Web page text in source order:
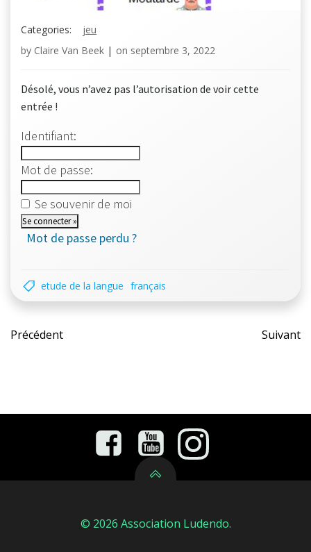
Categories:
jeu
by Claire Van Beek | on septembre 3, 2022
Désolé, vous n’avez pas l’autorisation de voir cette
entrée !
Identifiant:
Mot de passe:
Se souvenir de moi
Mot de passe perdu ?
etude de la langue français
Post
Précédent Suivant
© 2026 Association Ludendo.